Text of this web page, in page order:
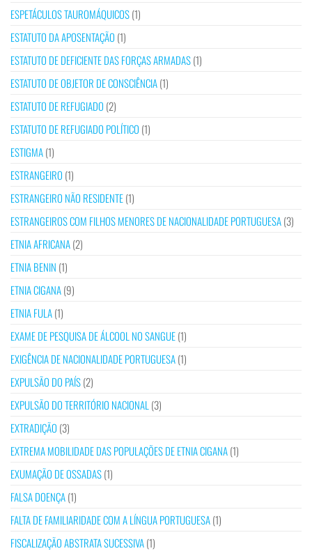
ESPETÁCULOS TAUROMÁQUICOS(1)
ESTATUTO DA APOSENTAÇÃO (1)
ESTATUTO DE DEFICIENTE DAS FORÇAS ARMADAS(1)
ESTATUTO DE OBJETOR DE CONSCIÊNCIA(1)
ESTATUTO DE REFUGIADO (2)
ESTATUTO DE REFUGIADO POLÍTICO (1)
ESTIGMA(1)
ESTRANGEIRO (1)
ESTRANGEIRO NÃO RESIDENTE(1)
ESTRANGEIROS COM FILHOS MENORES DE NACIONALIDADE PORTUGUESA(3)
ETNIA AFRICANA(2)
ETNIA BENIN (1)
ETNIA CIGANA(9)
ETNIA FULA(1)
EXAME DE PESQUISA DE ÁLCOOL NO SANGUE(1)
EXIGÊNCIA DE NACIONALIDADE PORTUGUESA(1)
EXPULSÃO DO PAÍS(2)
EXPULSÃO DO TERRITÓRIO NACIONAL (3)
EXTRADIÇÃO (3)
EXTREMA MOBILIDADE DAS POPULAÇÕES DE ETNIA CIGANA(1)
EXUMAÇÃO DE OSSADAS(1)
FALSA DOENÇA(1)
FALTA DE FAMILIARIDADE COM A LÍNGUA PORTUGUESA(1)
FISCALIZAÇÃO ABSTRATA SUCESSIVA(1)